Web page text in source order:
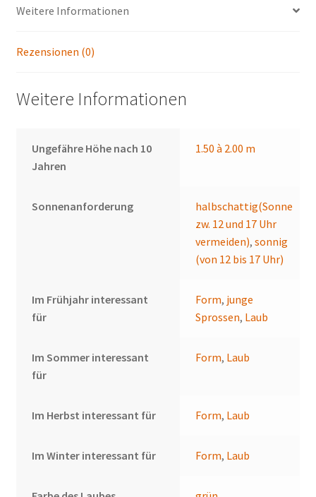
Weitere Informationen
Rezensionen (0)
Weitere Informationen
Ungefähre Höhe nach 10
Jahren
1.50 à 2.00 m
Sonnenanforderung
halbschattig(Sonne
zw. 12 und 17 Uhr
vermeiden),sonnig
(von 12 bis 17 Uhr)
Im Frühjahr interessant
für
Form, junge
Sprossen, Laub
Im Sommer interessant
für
Form, Laub
Im Herbst interessant für Form, Laub
Im Winter interessant für Form, Laub